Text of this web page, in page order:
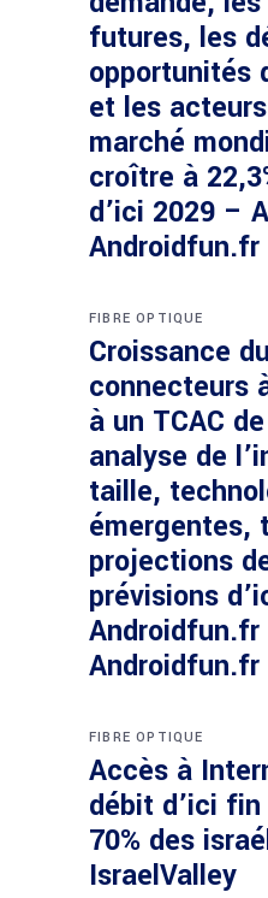
futures, les
opportunités
et les
marché
croître à
d’ici 2029 –
Androidfun.fr
FIBRE OPTIQUE
Croissance
connecteurs
à un TCAC
analyse de
taille,
émergentes,
projections
prévisions
Androidfun.fr
Androidfun.fr
FIBRE OPTIQUE
Accès à
débit d’ici
70% des
IsraelValley